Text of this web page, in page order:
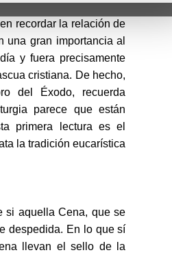
recordar la relación de
gran importancia al
y fuera precisamente
cristiana. De hecho,
del Éxodo, recuerda
parece que están
primera lectura es el
la tradición eucarística
si aquella Cena, que se
despedida. En lo que sí
llevan el sello de la